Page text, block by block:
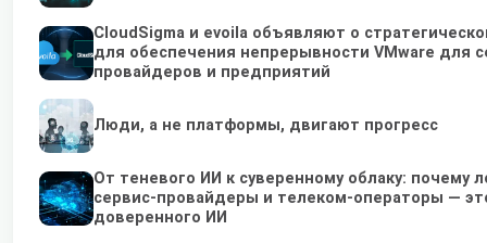
CloudSigma и evoila объявляют о
для обеспечения непрерывности VMware для
провайдеров и предприятий
Люди, а не платформы, двигают прогресс
От теневого ИИ к суверенному облаку: почему
сервис-провайдеры и телеком-операторы —
доверенного ИИ